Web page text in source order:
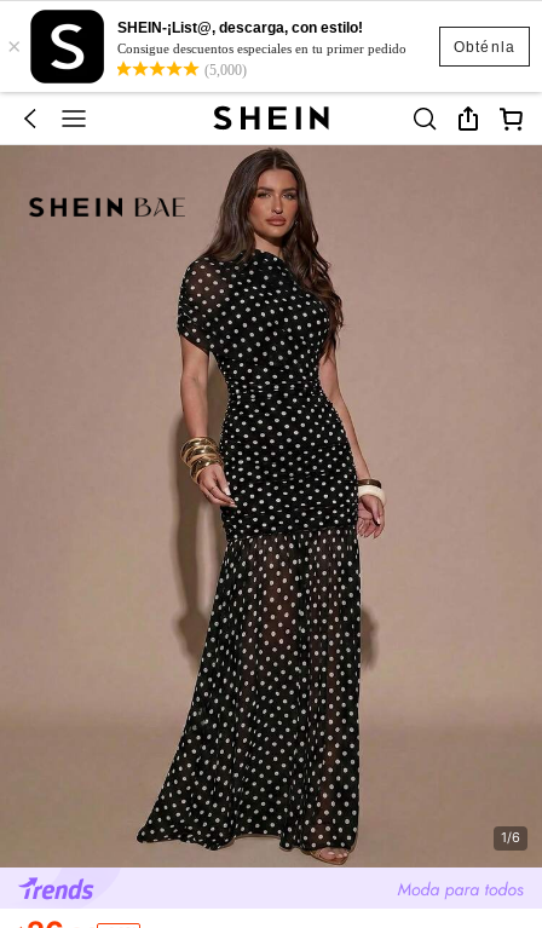
Obténla
×
SHEIN-¡List@, descarga, con estilo!
Consigue descuentos especiales en tu primer pedido
(5,000)
1/6